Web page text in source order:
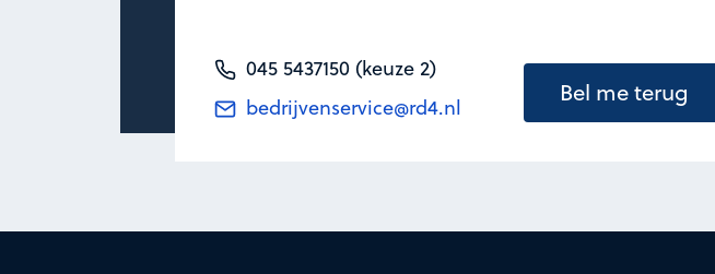
045 5437150 (keuze 2)
bedrijvenservice@rd4.nl
Bel me terug